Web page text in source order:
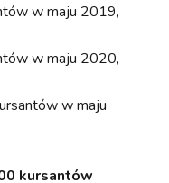
w maju 2019,
w maju 2020,
w maju
kursantów